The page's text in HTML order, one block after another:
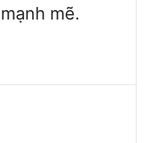
mạnh mẽ.